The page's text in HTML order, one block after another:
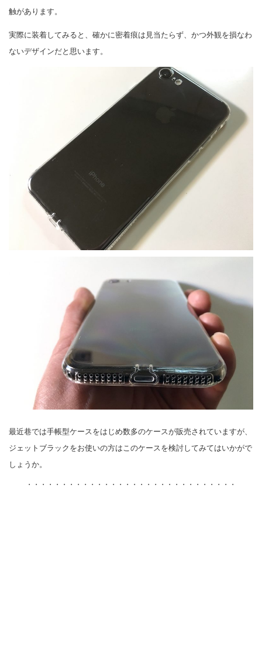
触があります。
実際に装着してみると、確かに密着痕は見当たらず、かつ外観を損なわ
ないデザインだと思います。
最近巷では手帳型ケースをはじめ数多のケースが販売されていますが、
ジェットブラックをお使いの方はこのケースを検討してみてはいかがで
しょうか。
・・・・・・・・・・・・・・・・・・・・・・・・・・・・・・